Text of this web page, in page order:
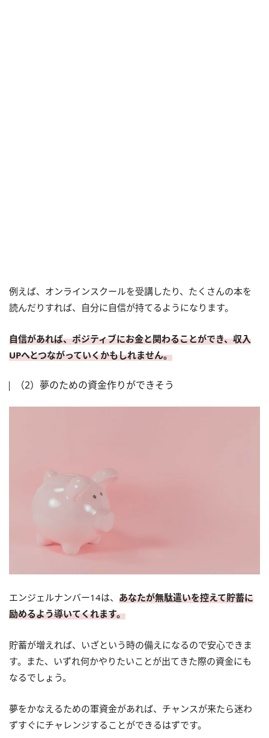
例えば、オンラインスクールを受講したり、たくさんの本を
読んだりすれば、自分に自信が持てるようになります。
自信があれば、ポジティブにお金と関わることができ、収入
UPへとつながっていくかもしれません。
（2）夢のための資金作りができそう
エンジェルナンバー14は、 あなたが無駄遣いを控えて貯蓄に
励めるよう導いてくれます。
貯蓄が増えれば、いざという時の備えになるので安心できま
す。また、いずれ何かやりたいことが出てきた際の資金にも
なるでしょう。
夢をかなえるための軍資金があれば、チャンスが来たら迷わ
ずすぐにチャレンジすることができるはずです。